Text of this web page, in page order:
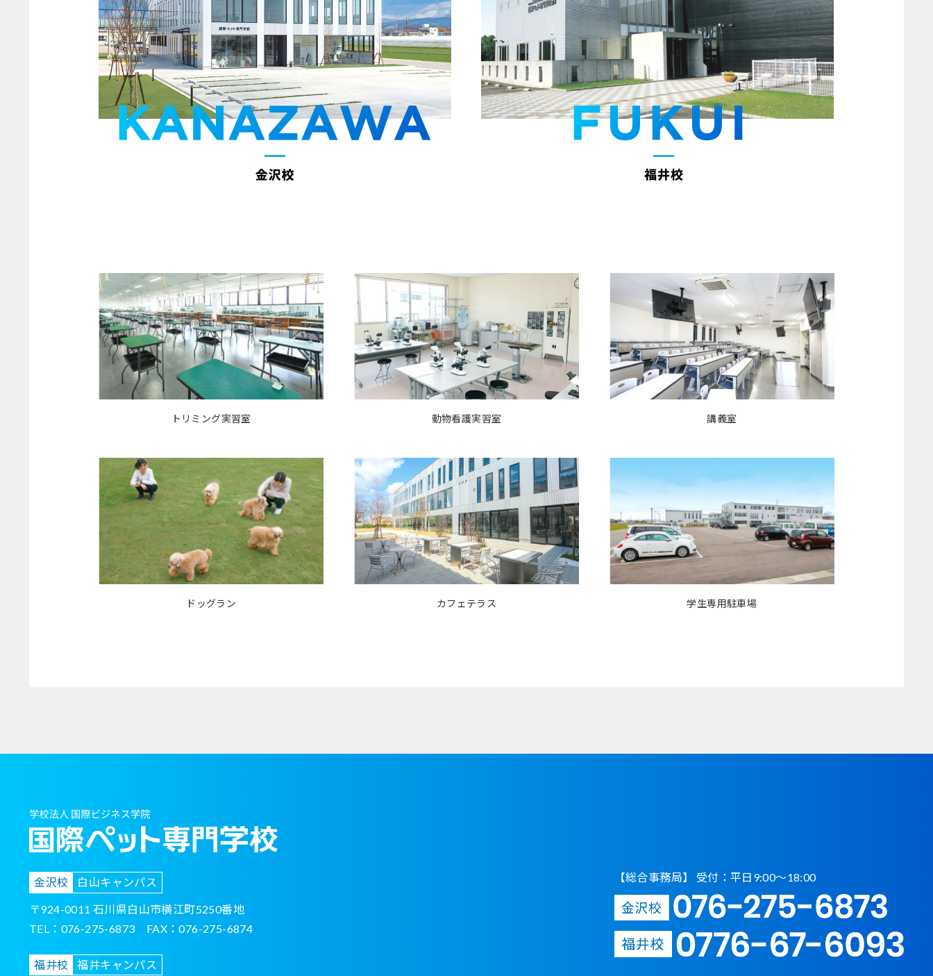
トリミング実習室 動物看護実習室 講義室
ドッグラン カフェテラス 学生専用駐車場
金沢校 白山キャンパス
〒924-0011石川県白山市横江町5250番地
TEL：076-275-6873 FAX：076-275-6874
福井校 福井キャンパス
【総合事務局】 受付：平日9:00〜18:00